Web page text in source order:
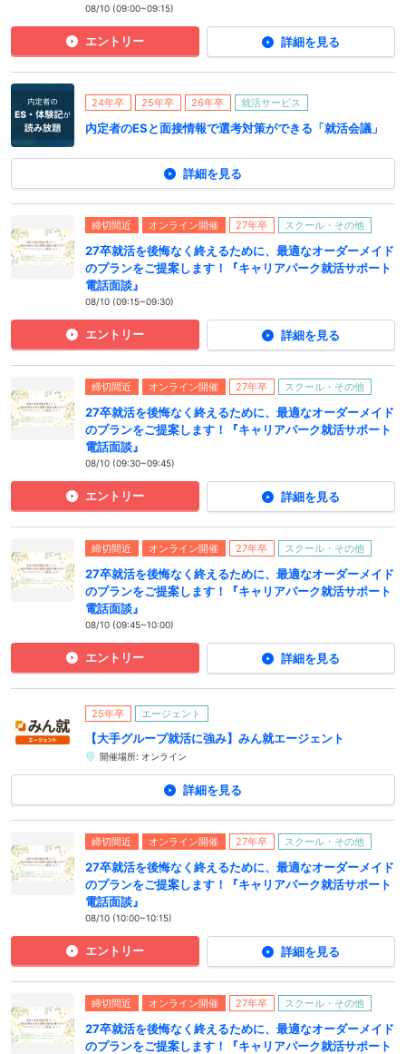
08/10 (09:00~09:15)
エントリー 詳細を見る
24年卒 25年卒 26年卒 就活サービス
内定者のESと面接情報で選考対策ができる「就活会議」
詳細を見る
締切間近 オンライン開催 27年卒 スクール・その他
27卒就活を後悔なく終えるために、最適なオーダーメイド
のプランをご提案します！『キャリアパーク就活サポート
電話面談』
08/10 (09:15~09:30)
エントリー 詳細を見る
締切間近 オンライン開催 27年卒 スクール・その他
27卒就活を後悔なく終えるために、最適なオーダーメイド
のプランをご提案します！『キャリアパーク就活サポート
電話面談』
08/10 (09:30~09:45)
エントリー 詳細を見る
締切間近 オンライン開催 27年卒 スクール・その他
27卒就活を後悔なく終えるために、最適なオーダーメイド
のプランをご提案します！『キャリアパーク就活サポート
電話面談』
08/10 (09:45~10:00)
エントリー 詳細を見る
25年卒 エージェント
【大手グループ就活に強み】みん就エージェント
開催場所: オンライン
詳細を見る
締切間近 オンライン開催 27年卒 スクール・その他
27卒就活を後悔なく終えるために、最適なオーダーメイド
のプランをご提案します！『キャリアパーク就活サポート
電話面談』
08/10 (10:00~10:15)
エントリー 詳細を見る
締切間近 オンライン開催 27年卒 スクール・その他
27卒就活を後悔なく終えるために、最適なオーダーメイド
のプランをご提案します！『キャリアパーク就活サポート